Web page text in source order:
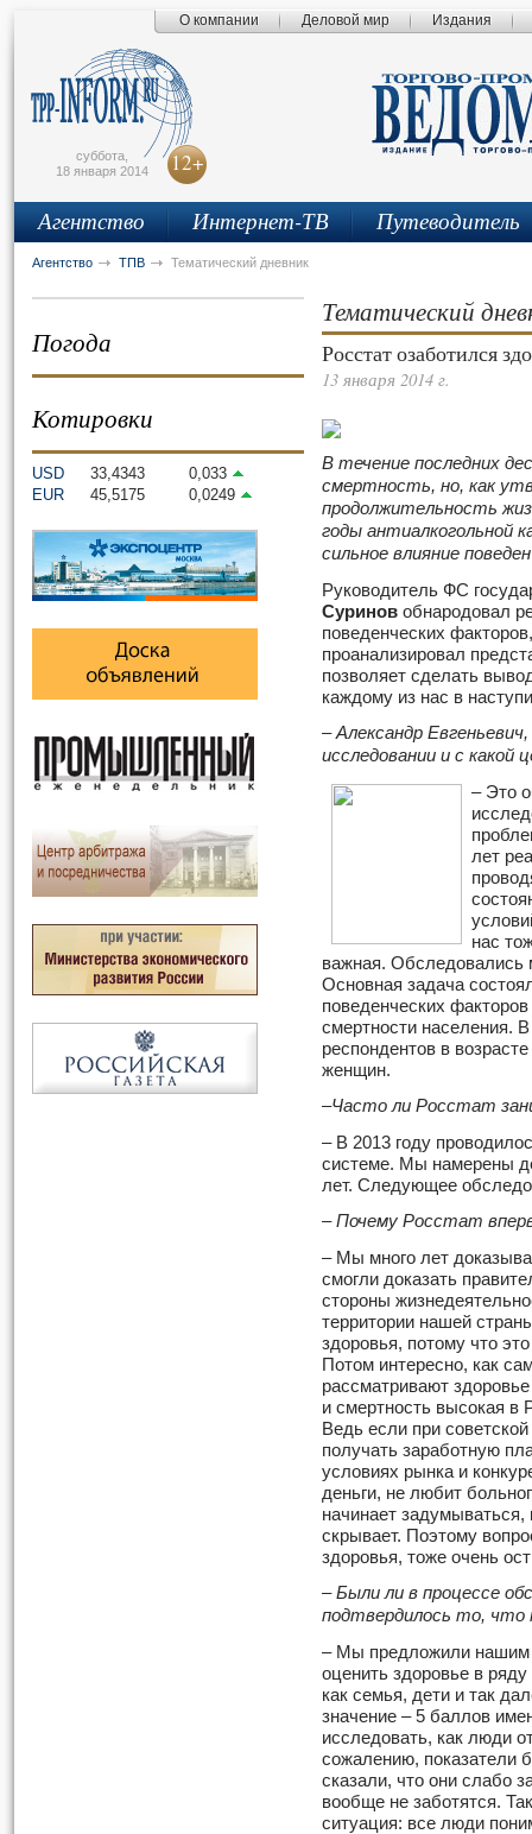
О компании Деловой мир Издания
суббота,
18 января 2014
12+
Агентство Интернет-ТВ Путеводитель
Агентство ТПВ Тематический дневник
Погода
Котировки
USD 33,4343
0,033
EUR
45,5175 0,0249
Тематический
Росстат озаботился
13 января 2014 г.
В течение последних
смертность, но, как
продолжительность
годы антиалкогольной
сильное влияние
Руководитель ФС
Суринов обнародовал
поведенческих
проанализировал
позволяет сделать
каждому из нас в
– Александр
исследовании и с какой
– Это
лет
нас
важная.
Основная задача
поведенческих
смертности населения.
респондентов в
женщин.
–Часто ли Росстат
– В 2013 году
системе. Мы намерены
лет. Следующее
– Почему Росстат
– Мы много лет
смогли доказать
стороны
территории нашей
здоровья, потому что
Потом интересно, как
рассматривают
и смертность высокая в
Ведь если при
получать заработную
условиях рынка и
деньги, не любит
начинает задумываться,
скрывает. Поэтому
здоровья, тоже очень
– Были ли в процессе
подтвердилось то, что
– Мы предложили нашим
оценить здоровье в
как семья, дети и так
значение – 5 баллов
исследовать, как люди
сожалению, показатели
сказали, что они слабо
вообще не заботятся.
ситуация: все люди